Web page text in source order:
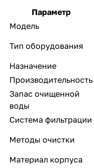
Параметр
Модель
Тип оборудования
Назначение
Производительность
Запас очищенной
воды
Система фильтрации
Методы очистки
Материал корпуса